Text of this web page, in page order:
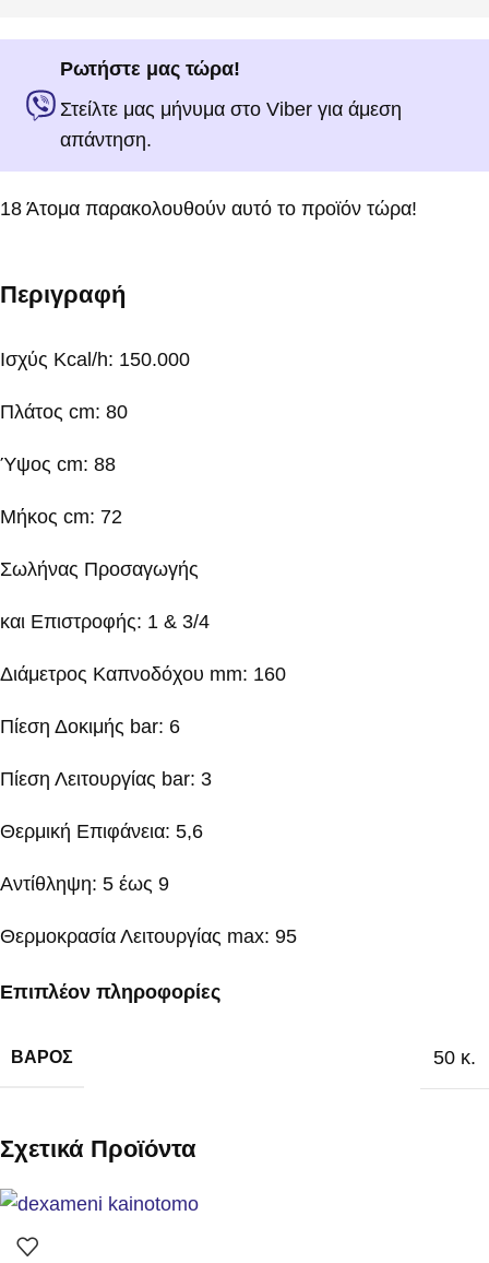
Ρωτήστε μας τώρα!
Στείλτε μας μήνυμα στο Viber για άμεση
απάντηση.
18 Άτομα παρακολουθούν αυτό το προϊόν τώρα!
Περιγραφή
Ισχύς Kcal/h: 150.000
Πλάτος cm: 80
Ύψος cm: 88
Μήκος cm: 72
Σωλήνας Προσαγωγής
και Επιστροφής: 1 & 3/4
Διάμετρος Καπνοδόχου mm: 160
Πίεση Δοκιμής bar: 6
Πίεση Λειτουργίας bar: 3
Θερμική Επιφάνεια: 5,6
Αντίθληψη: 5 έως 9
Θερμοκρασία Λειτουργίας max: 95
Επιπλέον πληροφορίες
ΒΆΡΟΣ 50 κ.
Σχετικά Προϊόντα